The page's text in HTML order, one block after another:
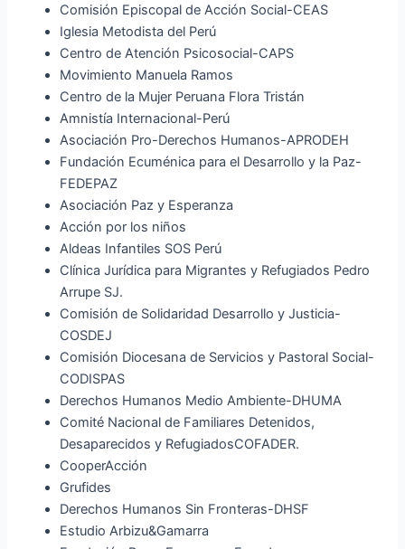
Comisión Episcopal de Acción Social-CEAS
Iglesia Metodista del Perú
Centro de Atención Psicosocial-CAPS
Movimiento Manuela Ramos
Centro de la Mujer Peruana Flora Tristán
Amnistía Internacional-Perú
Asociación Pro-Derechos Humanos-APRODEH
Fundación Ecuménica para el Desarrollo y la Paz-
FEDEPAZ
Asociación Paz y Esperanza
Acción por los niños
Aldeas Infantiles SOS Perú
Clínica Jurídica para Migrantes y Refugiados Pedro
Arrupe SJ.
Comisión de Solidaridad Desarrollo y Justicia-
COSDEJ
Comisión Diocesana de Servicios y Pastoral Social-
CODISPAS
Derechos Humanos Medio Ambiente-DHUMA
Comité Nacional de Familiares Detenidos,
Desaparecidos y RefugiadosCOFADER.
CooperAcción
Grufides
Derechos Humanos Sin Fronteras-DHSF
Estudio Arbizu&Gamarra